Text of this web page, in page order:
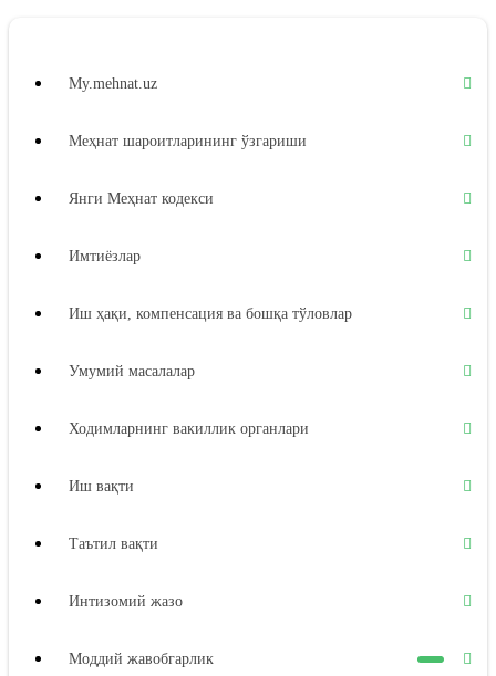
My.mehnat.uz
Меҳнат шароитларининг ўзгариши
Янги Меҳнат кодекси
Имтиёзлар
Иш ҳақи, компенсация ва бошқа тўловлар
Умумий масалалар
Ходимларнинг вакиллик органлари
Иш вақти
Таътил вақти
Интизомий жазо
Моддий жавобгарлик